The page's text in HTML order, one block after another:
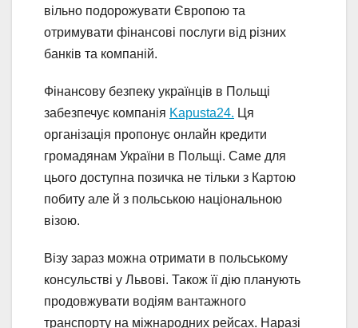
вільно подорожувати Європою та
отримувати фінансові послуги від різних
банків та компаній.
Фінансову безпеку українців в Польщі
забезпечує компанія Kapusta24. Ця
організація пропонує онлайн кредити
громадянам України в Польщі. Саме для
цього доступна позичка не тільки з Картою
побиту але й з польською національною
візою.
Візу зараз можна отримати в польському
консульстві у Львові. Також її дію планують
продовжувати водіям вантажного
транспорту на міжнародних рейсах. Наразі